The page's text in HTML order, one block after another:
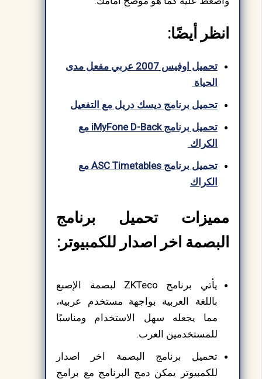
انظر أيضًا:
تحميل اوفيس 2007 عربي مفعل مدى
الحياة
تحميل برنامج ديسك دريل مع التفعيل
تحميل برنامج iMyFone D-Back مع
الكراك
تحميل برنامج ASC Timetables مع
الكراك
مميزات تحميل برنامج
البصمة اخر اصدار للكمبيوتر:
يأتي برنامج ZKTeco لبصمة الإصبع
باللغة العربية بواجهة مستخدم عربية،
مما يجعله سهل الاستخدام ومناسبًا
للمستخدمين العرب.
تحميل برنامج البصمة اخر اصدار
للكمبيوتر يمكن دمج البرنامج مع برامج